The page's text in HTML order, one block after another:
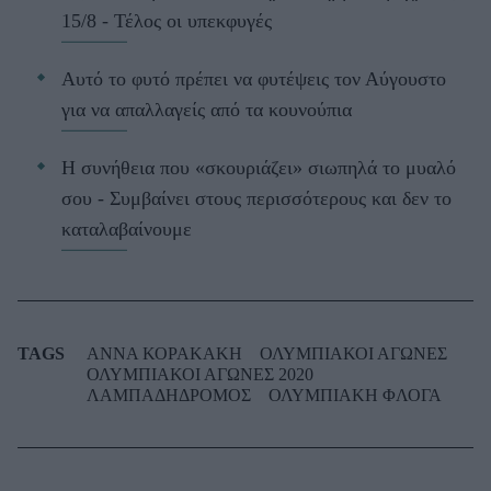
15/8 - Τέλος οι υπεκφυγές
Αυτό το φυτό πρέπει να φυτέψεις τον Αύγουστο
για να απαλλαγείς από τα κουνούπια
Η συνήθεια που «σκουριάζει» σιωπηλά το μυαλό
σου - Συμβαίνει στους περισσότερους και δεν το
καταλαβαίνουμε
TAGS ΑΝΝΑ ΚΟΡΑΚΑΚΗ
ΟΛΥΜΠΙΑΚΟΙ ΑΓΩΝΕΣ
ΟΛΥΜΠΙΑΚΟΙ ΑΓΩΝΕΣ 2020
ΛΑΜΠΑΔΗΔΡΟΜΟΣ
ΟΛΥΜΠΙΑΚΗ ΦΛΟΓΑ